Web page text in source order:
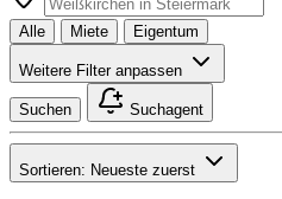
Alle Miete Eigentum
Weitere Filter anpassen
Suchen Suchagent
Sortieren: Neueste zuerst